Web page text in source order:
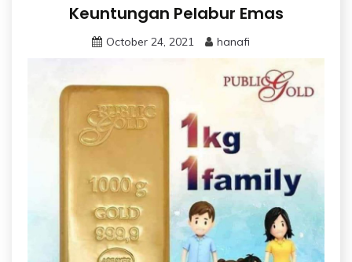
Keuntungan Pelabur Emas
October 24, 2021 hanafi